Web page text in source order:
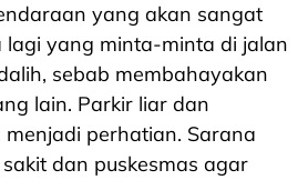
yang akan sangat
lagi yang minta-minta di jalan
sebab membahayakan
lain. Parkir liar dan
perhatian. Sarana
dan puskesmas agar